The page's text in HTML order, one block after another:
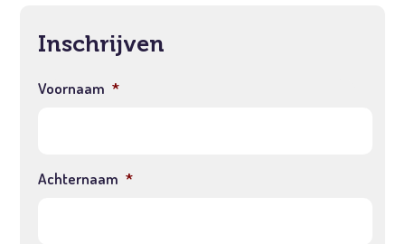
Inschrijven
Voornaam *
Achternaam *